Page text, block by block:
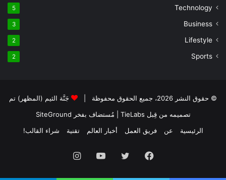
Technology
5
Business
3
Lifestyle
2
Sports
2
© حقوق النشر 2026، جميع الحقوق محفوظة |
جَنَّة الثيم (المظهر) تم
تصميمه من قِبل TieLabs
| مُستضاف بفخر SiteGround
الرئيسية
عن فريق العمل أخبار العالم تقنية شراء القالب!
فيسبوك تويتر يوتيوب